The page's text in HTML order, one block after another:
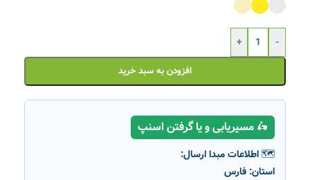
-
+
افزودن به سبد خرید
🛵 مسیریابی و یا گرفتن اسنپ
🗺️ اطلاعات مبدا ارسال:
استان: فارس